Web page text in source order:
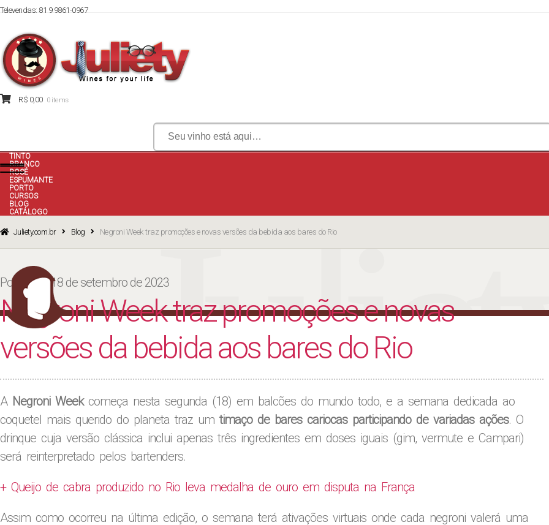
Televendas: 81 9 9861-0967
navigation
content
R$ 0,00 0 items
Pesquisar
por:
TINTO
BRANCO
ROSÉ
ESPUMANTE
PORTO
CURSOS
BLOG
CATÁLOGO
Juliety.com.br Blog Negroni Week traz promoções e novas versões da bebida aos bares do Rio
Posted on18 de setembro de 2023
Negroni Week traz promoções e novas
versões da bebida aos bares do Rio
A Negroni Weekcomeça nesta segunda (18) em balcões do mundo todo, e a semana dedicada ao
coquetel mais querido do planeta traz um timaço de bares cariocas participando de variadas ações. O
drinque cuja versão clássica inclui apenas três ingredientes em doses iguais (gim, vermute e Campari)
será reinterpretado pelos bartenders.
+ Queijo de cabra produzido no Rio leva medalha de ouro em disputa na França
Assim como ocorreu na última edição, o semana terá ativações virtuais onde cada negroni valerá uma